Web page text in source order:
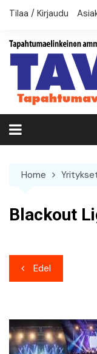
Skip
Tilaa / Kirjaudu
Home
Blackout
Artikkelien
selaus
Edel